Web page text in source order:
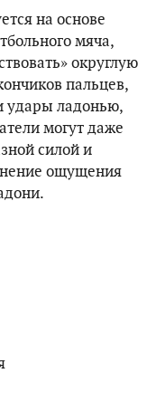
на основе
мяча,
округлую
пальцев,
удары ладонью,
могут даже
силой и
ощущения